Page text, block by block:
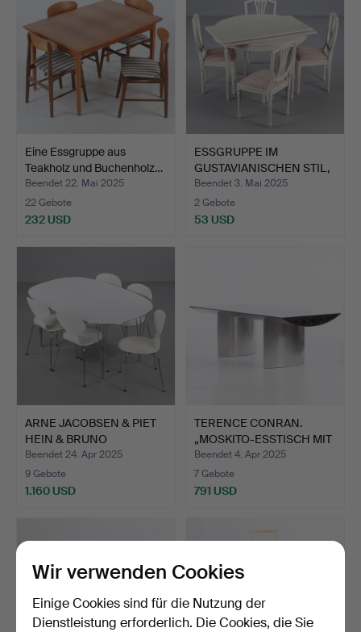
Eine Essgruppe aus
Teakholz und Buchenholz…
Beendet 22. Mai 2025
22 Gebote
232 USD
ESSGRUPPE IM
GUSTAVIANISCHEN STIL,
5 STÜCK…
Beendet 3. Mai 2025
2 Gebote
53 USD
ARNE JACOBSEN & PIET
HEIN & BRUNO
MATHSSON…
Beendet 24. Apr 2025
9 Gebote
1.160 USD
TERENCE CONRAN.
„MOSKITO-ESSTISCH MIT
FLUG…
Beendet 4. Apr 2025
7 Gebote
791 USD
Wir verwenden Cookies
Einige Cookies sind für die Nutzung der
Dienstleistung erforderlich. Die Cookies, die Sie